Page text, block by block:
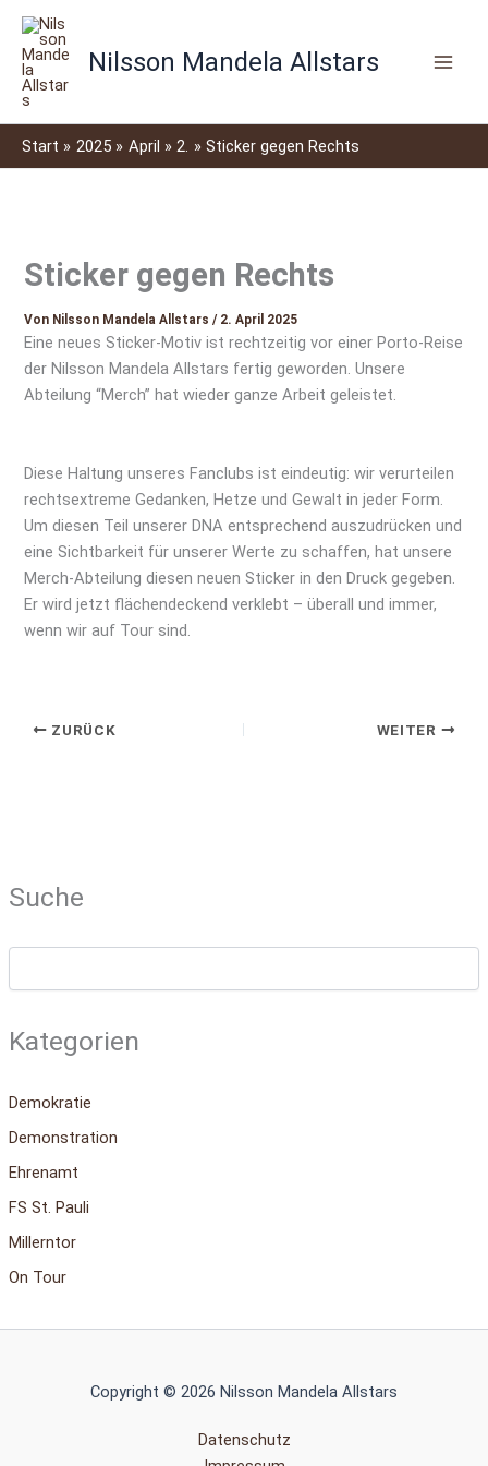
Zum
Inhalt
springen
Nilsson Mandela Allstars
Start 2025 April 2. Sticker gegen Rechts
Sticker gegen Rechts
Von Nilsson Mandela Allstars/ 2. April 2025
Eine neues Sticker-Motiv ist rechtzeitig vor einer Porto-Reise
der Nilsson Mandela Allstars fertig geworden. Unsere
Abteilung “Merch” hat wieder ganze Arbeit geleistet.
Diese Haltung unseres Fanclubs ist eindeutig: wir verurteilen
rechtsextreme Gedanken, Hetze und Gewalt in jeder Form.
Um diesen Teil unserer DNA entsprechend auszudrücken und
eine Sichtbarkeit für unserer Werte zu schaffen, hat unsere
Merch-Abteilung diesen neuen Sticker in den Druck gegeben.
Er wird jetzt flächendeckend verklebt – überall und immer,
wenn wir auf Tour sind.
ZURÜCK WEITER
Suche
Kategorien
Demokratie
Demonstration
Ehrenamt
FS St. Pauli
Millerntor
On Tour
Copyright © 2026 Nilsson Mandela Allstars
Datenschutz